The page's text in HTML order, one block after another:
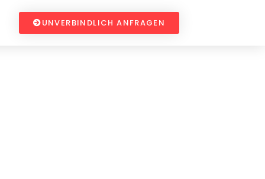
UNVERBINDLICH ANFRAGEN